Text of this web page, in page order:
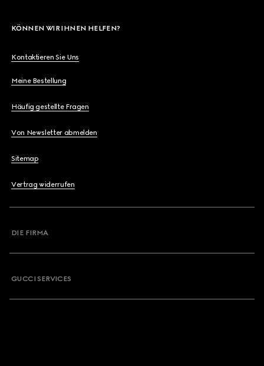
KÖNNEN WIR IHNEN HELFEN?
Kontaktieren Sie Uns
Meine Bestellung
Häufig gestellte Fragen
Von Newsletter abmelden
Sitemap
Vertrag widerrufen
DIE FIRMA
GUCCI SERVICES